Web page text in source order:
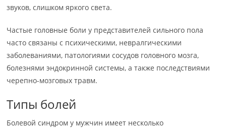
звуков, слишком яркого света.
Частые головные боли у представителей сильного пола
часто связаны с психическими, невралгическими
заболеваниями, патологиями сосудов головного мозга,
болезнями эндокринной системы, а также последствиями
черепно-мозговых травм.
Типы болей
Болевой синдром у мужчин имеет несколько